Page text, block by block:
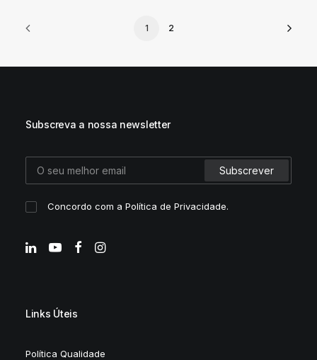
1 2
Subscreva a nossa newsletter
Concordo com aPolítica de Privacidade.
Links Úteis
Política Qualidade